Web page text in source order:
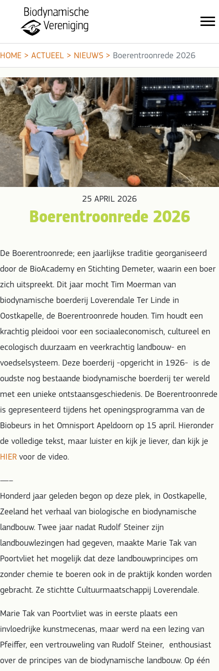
HOME > ACTUEEL > NIEUWS > Boerentroonrede 2026
25 APRIL 2026
Boerentroonrede 2026
De Boerentroonrede; een jaarlijkse traditie georganiseerd
door de BioAcademy en Stichting Demeter, waarin een boer
zich uitspreekt. Dit jaar mocht Tim Moerman van
biodynamische boerderij Loverendale Ter Linde in
Oostkapelle, de Boerentroonrede houden. Tim houdt een
krachtig pleidooi voor een sociaaleconomisch, cultureel en
ecologisch duurzaam en veerkrachtig landbouw- en
voedselsysteem. Deze boerderij -opgericht in 1926- is de
oudste nog bestaande biodynamische boerderij ter wereld
met een unieke ontstaansgeschiedenis. De Boerentroonrede
is gepresenteerd tijdens het openingsprogramma van de
Biobeurs in het Omnisport Apeldoorn op 15 april. Hieronder
de volledige tekst, maar luister en kijk je liever, dan kijk je
HIER voor de video.
—–
Honderd jaar geleden begon op deze plek, in Oostkapelle,
Zeeland het verhaal van biologische en biodynamische
landbouw. Twee jaar nadat Rudolf Steiner zijn
landbouwlezingen had gegeven, maakte Marie Tak van
Poortvliet het mogelijk dat deze landbouwprincipes om
zonder chemie te boeren ook in de praktijk konden worden
gebracht. Ze stichtte Cultuurmaatschappij Loverendale.
Marie Tak van Poortvliet was in eerste plaats een
invloedrijke kunstmecenas, maar werd na een lezing van
Pfeiffer, een vertrouweling van Rudolf Steiner, enthousiast
over de principes van de biodynamische landbouw. Op één